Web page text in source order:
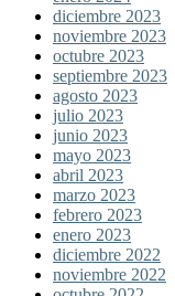
diciembre 2023
noviembre 2023
octubre 2023
septiembre 2023
agosto 2023
julio 2023
junio 2023
mayo 2023
abril 2023
marzo 2023
febrero 2023
enero 2023
diciembre 2022
noviembre 2022